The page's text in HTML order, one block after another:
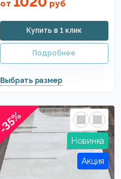
от руб
-35%